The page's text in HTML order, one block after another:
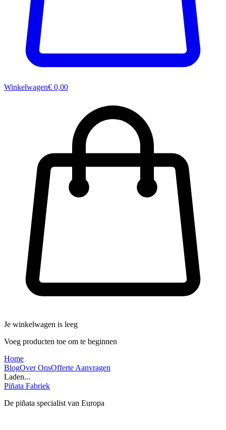
Winkelwagen€ 0,00
Je winkelwagen is leeg
Voeg producten toe om te beginnen
Home
BlogOver OnsOfferte Aanvragen
Laden...
Piñata Fabriek
De piñata specialist van Europa